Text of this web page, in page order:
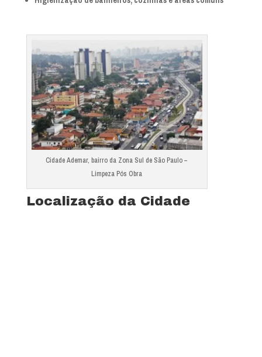
Cidade Ademar, bairro da Zona Sul de São Paulo –
Limpeza Pós Obra
Localização da Cidade